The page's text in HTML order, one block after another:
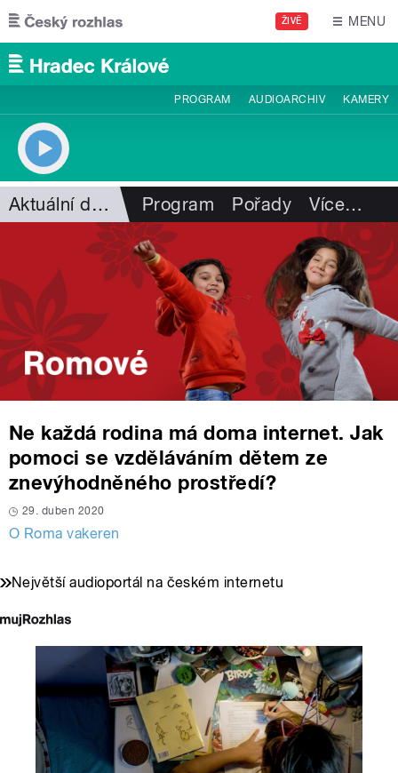
Přejít k hlavnímu obsahu
ŽIVĚ MENU
PROGRAM AUDIOARCHIV KAMERY
Aktuální dění Program Pořady Více…
Ne každá rodina má doma internet. Jak
pomoci se vzděláváním dětem ze
znevýhodněného prostředí?
29. duben 2020
O Roma vakeren
Největší audioportál na českém internetu